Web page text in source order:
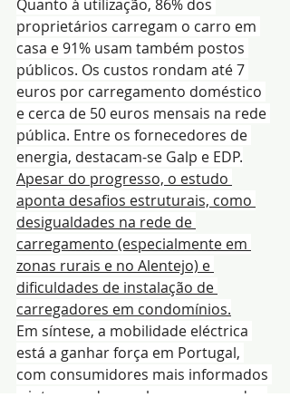
Quanto à utilização, 86% dos
proprietários carregam o carro em
casa e 91% usam também postos
públicos. Os custos rondam até 7
euros por carregamento doméstico
e cerca de 50 euros mensais na rede
pública. Entre os fornecedores de
energia, destacam-se Galp e EDP.
Apesar do progresso, o estudo
aponta desafios estruturais, como
desigualdades na rede de
carregamento (especialmente em
zonas rurais e no Alentejo) e
dificuldades de instalação de
carregadores em condomínios.
Em síntese, a mobilidade eléctrica
está a ganhar força em Portugal,
com consumidores mais informados
e interessados, embora o preço dos